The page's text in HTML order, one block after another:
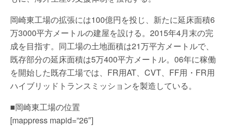
岡崎東工場の拡張には100億円を投じ、新たに延床面積6
万3000平方メートルの建屋を設ける。2015年4月末の完
成を目指す。同工場の土地面積は21万平方メートルで、
既存部分の延床面積は5万400平方メートル。06年に稼働
を開始した既存工場では、FR用AT、CVT、FF用・FR用
ハイブリッドトランスミッションを製造している。
■岡崎東工場の位置
[mappress mapid=”26″]